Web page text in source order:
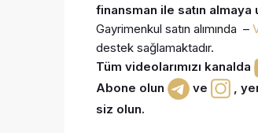
finansman ile satın almaya
Gayrimenkul satın alımında –
destek sağlamaktadır.
Tüm videolarımızı kanalda
Abone olun
ve
siz olun.